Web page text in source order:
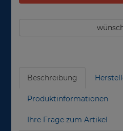
Beschreibung
Produktinformationen
Ihre Frage zum Artikel